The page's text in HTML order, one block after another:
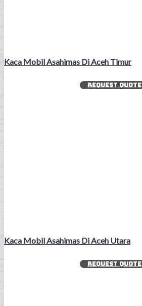
Kaca Mobil Asahimas Di Aceh Timur
REQUEST QUOTE
Kaca Mobil Asahimas Di Aceh Utara
REQUEST QUOTE